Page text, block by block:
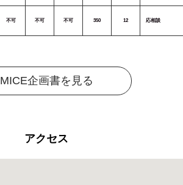
不可 不可 不可 350 12 応相談
MICE企画書を見る
アクセス